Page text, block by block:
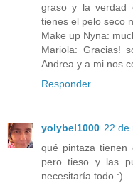
graso y la verdad
tienes el pelo seco
Make up Nyna:
Mariola: Gracias!
Andrea y a mi nos
Responder
yolybel1000 22 de
qué pintaza tienen
pero tieso y las
necesitaría todo :)